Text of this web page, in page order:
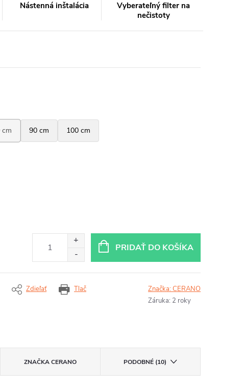
Nástenná inštalácia
Vyberateľný filter na
nečistoty
PRIDAŤ DO KOŠÍKA
Tlač
Zdieľať Značka:CERANO
Záruka: 2 roky
ZNAČKACERANO PODOBNÉ (10)